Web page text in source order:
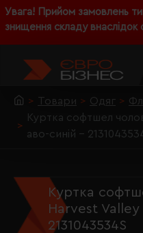
Увага! Прийом замовлень
знищення складу внаслідок
Товари Одяг
Куртка софтшел
аво-синій -
Куртка
Harvest
2131043534S